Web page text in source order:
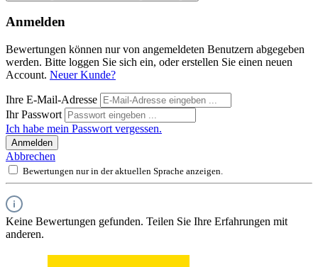
Anmelden
Bewertungen können nur von angemeldeten Benutzern abgegeben
werden. Bitte loggen Sie sich ein, oder erstellen Sie einen neuen
Account. Neuer Kunde?
Ihre E-Mail-Adresse
Ihr Passwort
Ich habe mein Passwort vergessen.
Anmelden
Abbrechen
Bewertungen nur in der aktuellen Sprache anzeigen.
Keine Bewertungen gefunden. Teilen Sie Ihre Erfahrungen mit
anderen.